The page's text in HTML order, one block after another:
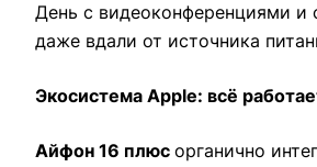
День с видеоконференциями и
даже вдали от источника
Экосистема Apple: всё
Айфон 16 плюс органично